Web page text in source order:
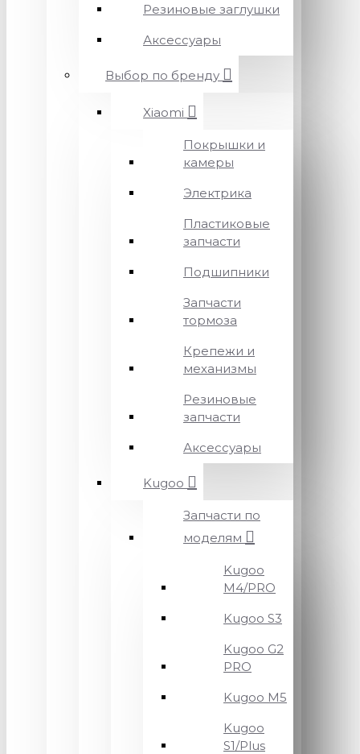
Резиновые заглушки
Аксессуары
Выбор по бренду
Xiaomi
Покрышки и
камеры
Электрика
Пластиковые
запчасти
Подшипники
Запчасти
тормоза
Крепежи и
механизмы
Резиновые
запчасти
Аксессуары
Kugoo
Запчасти по
моделям
Kugoo
M4/PRO
Kugoo S3
Kugoo G2
PRO
Kugoo M5
Kugoo
S1/Plus